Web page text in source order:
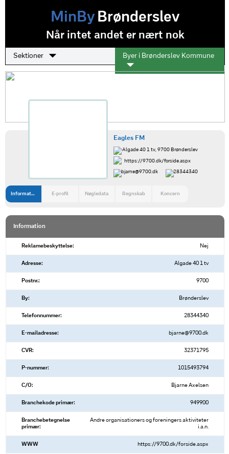
MinByBrønderslev
Når intet andet er nært nok
Sektioner Byer i Brønderslev Kommune
Eagles FM
Algade 40 1 tv, 9700 Brønderslev
https://9700.dk/forside.aspx
bjarne@9700.dk
28344340
Information E-profil Nøgledata Regnskab Koncern
Information
Reklamebeskyttelse: Nej
Adresse: Algade 40 1 tv
Postnr.: 9700
By: Brønderslev
Telefonnummer: 28344340
E-mailadresse: bjarne@9700.dk
CVR: 32371795
P-nummer: 1015493794
C/O: Bjarne Axelsen
Branchekode primær: 949900
Branchebetegnelse
primær:
Andre organisationers og foreningers aktiviteter
i.a.n.
WWW https://9700.dk/forside.aspx